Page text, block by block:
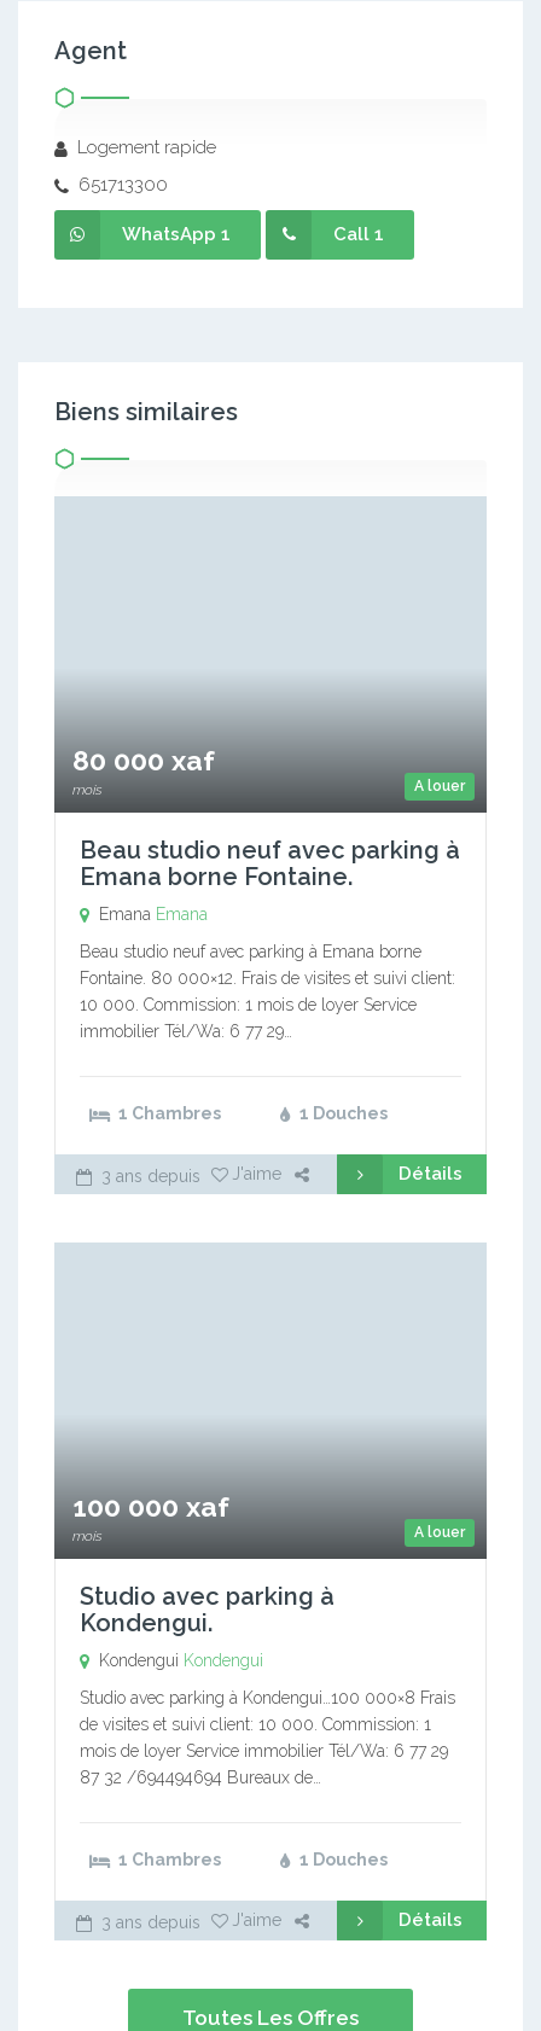
Agent
Logement rapide
651713300
WhatsApp 1 Call 1
Biens similaires
A louer
80 000 xaf
mois
Beau studio neuf avec parking à
Emana borne Fontaine.
Emana Emana
Beau studio neuf avec parking à Emana borne
Fontaine. 80 000×12. Frais de visites et suivi client:
10 000. Commission: 1 mois de loyer Service
immobilier Tél/Wa: 6 77 29…
1 Chambres 1 Douches
3 ans depuis J'aime Détails
A louer
100 000 xaf
mois
Studio avec parking à
Kondengui.
Kondengui Kondengui
Studio avec parking à Kondengui…100 000×8 Frais
de visites et suivi client: 10 000. Commission: 1
mois de loyer Service immobilier Tél/Wa: 6 77 29
87 32 /694494694 Bureaux de…
1 Chambres 1 Douches
3 ans depuis J'aime Détails
Toutes Les Offres